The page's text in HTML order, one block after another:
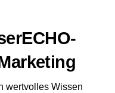
wert­vol­les Wis­sen